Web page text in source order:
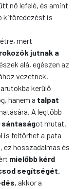
nő lefelé, és amint
kitöredezést is
mert
jutnak a
alá, egészen az
vezetnek.
kerülő
hanem a talpat
A legtöbb
sántaságot mutat.
is feltörhet a pata
ez hosszadalmas és
mielőbb kérd
segítségét.
, akkor a